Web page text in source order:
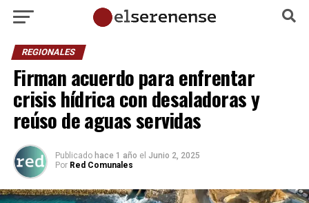
REGIONALES
Firman acuerdo para enfrentar
crisis hídrica con desaladoras y
reúso de aguas servidas
Publicado hace 1 año el Junio 2, 2025
Por Red Comunales